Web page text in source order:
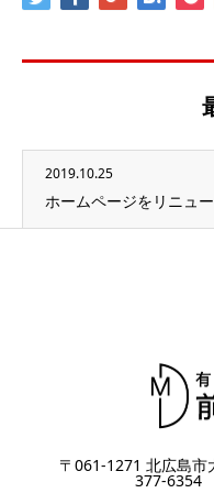
2019.10.25
ホームページをリニュ
〒061-1271 北広島市
377-6354